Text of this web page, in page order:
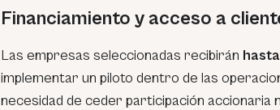
Financiamiento y acceso a
Las empresas seleccionadas recibirán
implementar un piloto dentro de las
necesidad de ceder participación accionaria